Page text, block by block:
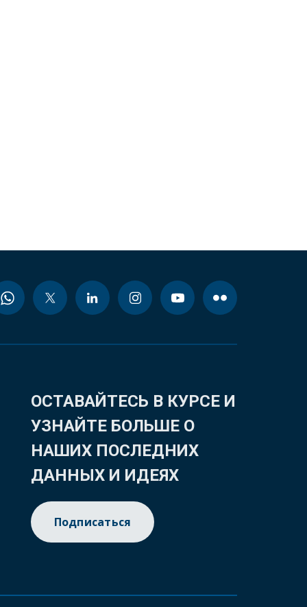
ОСТАВАЙТЕСЬ В КУРСЕ И
УЗНАЙТЕ БОЛЬШЕ О
НАШИХ ПОСЛЕДНИХ
ДАННЫХ И ИДЕЯХ
Подписаться